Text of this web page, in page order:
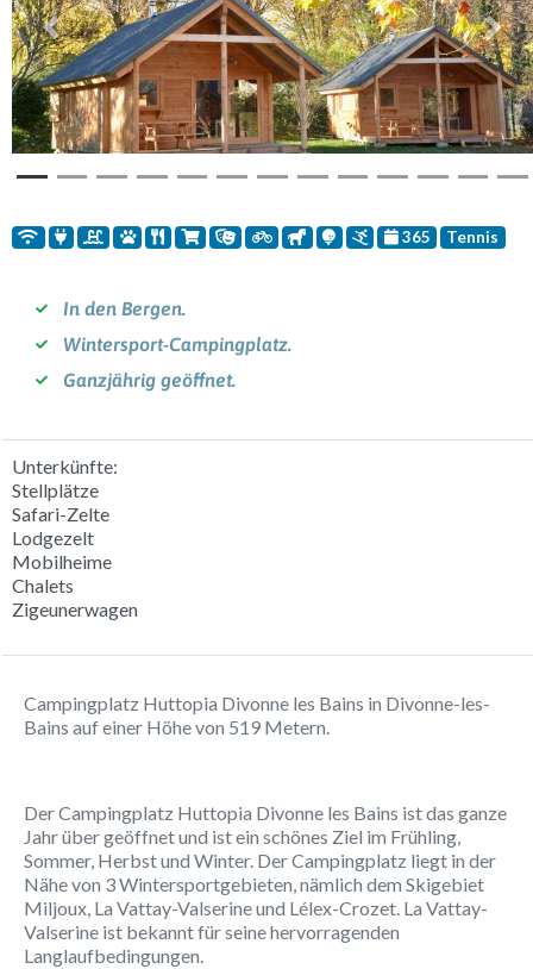
Vorherige
365 Tennis
In den Bergen.
Wintersport-Campingplatz.
Ganzjährig geöffnet.
Unterkünfte:
Stellplätze
Safari-Zelte
Lodgezelt
Mobilheime
Chalets
Zigeunerwagen
Campingplatz Huttopia Divonne les Bains in Divonne-les-
Bains auf einer Höhe von 519 Metern.
Der Campingplatz Huttopia Divonne les Bains ist das ganze
Jahr über geöffnet und ist ein schönes Ziel im Frühling,
Sommer, Herbst und Winter. Der Campingplatz liegt in der
Nähe von 3 Wintersportgebieten, nämlich dem Skigebiet
Miljoux, La Vattay-Valserine und Lélex-Crozet. La Vattay-
Valserine ist bekannt für seine hervorragenden
Langlaufbedingungen.